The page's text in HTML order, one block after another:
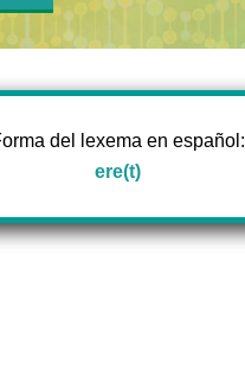
del lexema en español:
ere(t)